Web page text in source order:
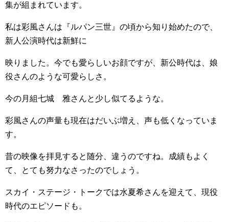
集が組まれています。
私は彩風さんは『ルパン三世』の頃から知り始めたので、
新人公演時代は新鮮に
映りました。今でも愛らしいお顔ですが、新公時代は、娘
役さんのような可愛らしさ。
今の月組七城 雅さんと少し似てるような。
彩風さんの声量も現在はだいぶ増え、声も低くなっていま
す。
昔の映像を拝見すると随分、違うのですね。成績もよく
て、とても努力なさったのでしょう。
スカイ・ステージ・トークでは水夏希さんを迎えて、現役
時代のエピソードも。